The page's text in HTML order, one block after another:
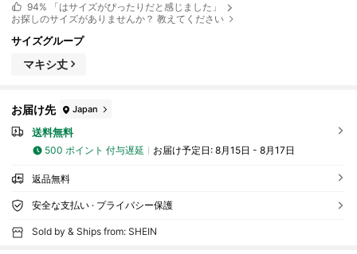
94% 「はサイズがぴったりだと感じました」
お探しのサイズがありませんか？ 教えてください
サイズグループ
マキシ丈
お届け先 Japan
送料無料
500 ポイント 付与遅延 お届け予定日: 8月15日 - 8月17日
返品無料
安全な支払い · プライバシー保護
Sold by & Ships from: SHEIN